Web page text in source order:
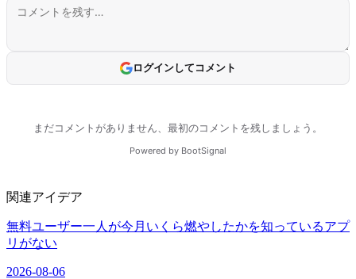
関連アイデア
無料ユーザー一人が今月いくら燃やしたかを知っているアプ
リがない
2026-08-06